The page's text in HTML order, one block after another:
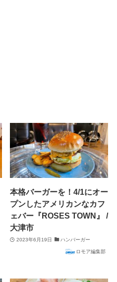
本格バーガーを！4/1にオー
プンしたアメリカンなカフ
ェバー『ROSES TOWN』 /
大津市
2023年6月19日 ハンバーガー
ロモア編集部